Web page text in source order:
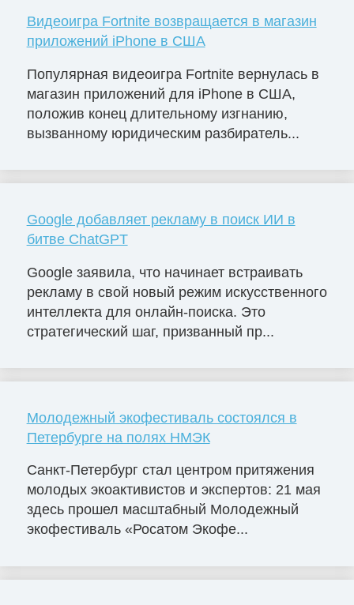
Видеоигра Fortnite возвращается в магазин
приложений iPhone в США
Популярная видеоигра Fortnite вернулась в
магазин приложений для iPhone в США,
положив конец длительному изгнанию,
вызванному юридическим разбиратель...
Google добавляет рекламу в поиск ИИ в
битве ChatGPT
Google заявила, что начинает встраивать
рекламу в свой новый режим искусственного
интеллекта для онлайн-поиска. Это
стратегический шаг, призванный пр...
Молодежный экофестиваль состоялся в
Петербурге на полях НМЭК
Санкт-Петербург стал центром притяжения
молодых экоактивистов и экспертов: 21 мая
здесь прошел масштабный Молодежный
экофестиваль «Росатом Экофе...